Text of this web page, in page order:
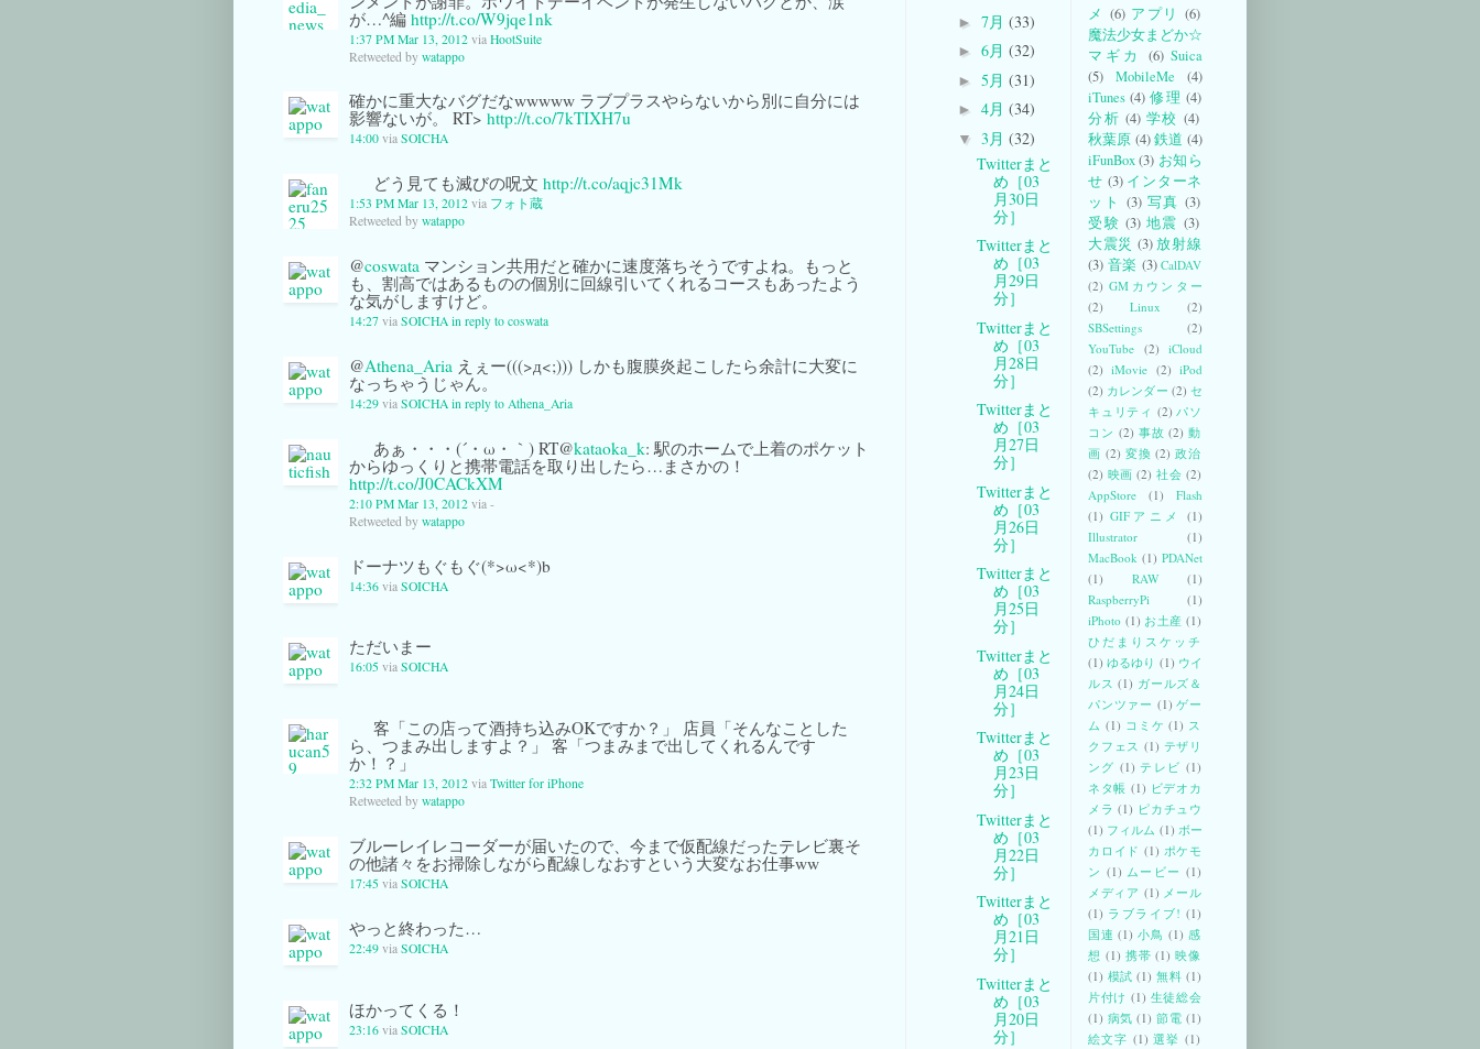
が…^編 http://t.co/W9jqe1nk
1:37 PM Mar 13, 2012 via HootSuite
Retweeted by watappo
確かに重大なバグだなwwwww ラブプラスやらないから別に自分には
影響ないが。 RT> http://t.co/7kTIXH7u
14:00 via SOICHA
どう見ても滅びの呪文 http://t.co/aqjc31Mk
1:53 PM Mar 13, 2012 via フォト蔵
Retweeted by watappo
@coswata マンション共用だと確かに速度落ちそうですよね。もっと
も、割高ではあるものの個別に回線引いてくれるコースもあったよう
な気がしますけど。
14:27 via SOICHA in reply to coswata
@Athena_Aria えぇー(((>д<;))) しかも腹膜炎起こしたら余計に大変に
なっちゃうじゃん。
14:29 via SOICHA in reply to Athena_Aria
あぁ・・・(´・ω・｀) RT@kataoka_k: 駅のホームで上着のポケット
からゆっくりと携帯電話を取り出したら…まさかの！
http://t.co/J0CACkXM
2:10 PM Mar 13, 2012 via -
Retweeted by watappo
ドーナツもぐもぐ(*>ω<*)b
14:36 via SOICHA
ただいまー
16:05 via SOICHA
客「この店って酒持ち込みOKですか？」 店員「そんなことした
ら、つまみ出しますよ？」 客「つまみまで出してくれるんです
か！？」
2:32 PM Mar 13, 2012 via Twitter for iPhone
Retweeted by watappo
ブルーレイレコーダーが届いたので、今まで仮配線だったテレビ裏そ
の他諸々をお掃除しながら配線しなおすという大変なお仕事ww
17:45 via SOICHA
やっと終わった…
22:49 via SOICHA
ほかってくる！
23:16 via SOICHA
► 7月 (33)
► 6月 (32)
► 5月 (31)
► 4月 (34)
▼ 3月 (32)
Twitterまと
め［03
月30日
分］
Twitterまと
め［03
月29日
分］
Twitterまと
め［03
月28日
分］
Twitterまと
め［03
月27日
分］
Twitterまと
め［03
月26日
分］
Twitterまと
め［03
月25日
分］
Twitterまと
め［03
月24日
分］
Twitterまと
め［03
月23日
分］
Twitterまと
め［03
月22日
分］
Twitterまと
め［03
月21日
分］
Twitterまと
め［03
月20日
分］
メ (6) アプリ (6)
魔法少女まどか☆
マギカ
(6) Suica
(5)
MobileMe
(4)
iTunes (4) 修理 (4)
分析 (4) 学校 (4)
秋葉原 (4)鉄道 (4)
iFunBox (3) お知ら
せ (3) インターネ
ット (3) 写真 (3)
受験 (3) 地震 (3)
大震災 (3) 放射線
(3) 音楽 (3) CalDAV
(2) GMカウンター
(2)
Linux
(2)
SBSettings
(2)
YouTube (2) iCloud
(2) iMovie (2) iPod
(2) カレンダー (2) セ
キュリティ (2) パソ
コン (2) 事故 (2) 動
画 (2) 変換 (2) 政治
(2) 映画 (2) 社会 (2)
AppStore
(1)
Flash
(1) GIFアニメ
(1)
Illustrator
(1)
MacBook (1) PDANet
(1)
RAW
(1)
RaspberryPi
(1)
iPhoto (1) お土産 (1)
ひだまりスケッチ
(1) ゆるゆり (1) ウイ
ルス (1) ガールズ＆
パンツァー (1) ゲー
ム (1) コミケ (1) ス
クフェス (1) テザリ
ング (1) テレビ (1)
ネタ帳 (1) ビデオカ
メラ (1) ピカチュウ
(1) フィルム (1) ボー
カロイド (1) ポケモ
ン (1) ムービー (1)
メディア (1) メール
(1) ラブライブ! (1)
国連 (1) 小鳥 (1) 感
想 (1) 携帯 (1) 映像
(1) 模試 (1) 無料 (1)
片付け (1) 生徒総会
(1) 病気 (1) 節電 (1)
絵文字 (1) 選挙 (1)